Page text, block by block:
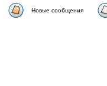
Новые сообщения